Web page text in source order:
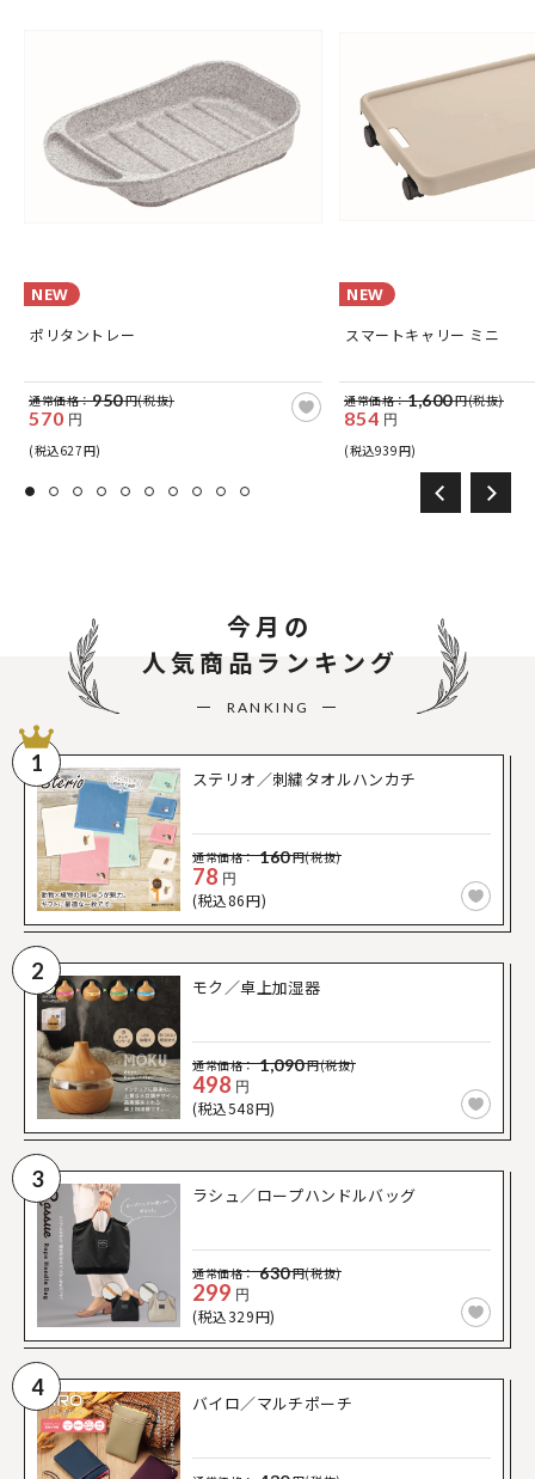
NEW
ポリタントレー
通常価格：950円(税抜)
570 円
(税込627円)
NEW
スマートキャリー ミニ
通常価格：1,600円(税抜)
854 円
(税込939円)
今月の
人気商品ランキング
RANKING
1
ステリオ／刺繍タオルハンカチ
通常価格： 160円(税抜)
78 円
(税込86円)
2
モク／卓上加湿器
通常価格： 1,090円(税抜)
498 円
(税込548円)
3
ラシュ／ロープハンドルバッグ
通常価格： 630円(税抜)
299 円
(税込329円)
4
バイロ／マルチポーチ